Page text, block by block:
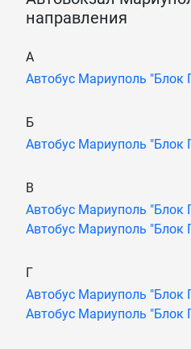
направления
А
Автобус Мариуполь "Блок
Б
Автобус Мариуполь "Блок
В
Автобус Мариуполь "Блок
Автобус Мариуполь "Блок
Г
Автобус Мариуполь "Блок
Автобус Мариуполь "Блок